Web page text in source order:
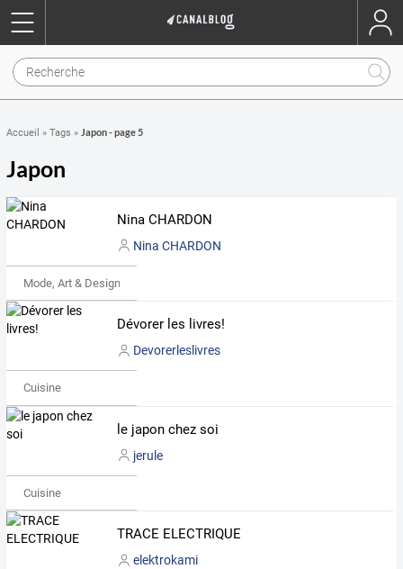
Accueil » Tags » Japon - page 5
Japon
Nina CHARDON
Nina CHARDON
Mode, Art & Design
Dévorer les livres!
Devorerleslivres
Cuisine
le japon chez soi
jerule
Cuisine
TRACE ELECTRIQUE
elektrokami